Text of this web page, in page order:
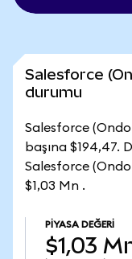
Salesforce
durumu
Salesforce
başına $194,47.
Salesforce
$1,03 Mn .
PIYASA DEĞERI
$1,03